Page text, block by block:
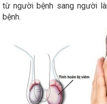
từ người bệnh sang người
bệnh.